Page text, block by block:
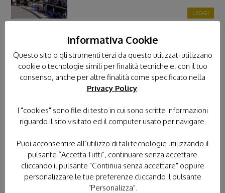
LEGGI
A Lourdes con l’Unitalsi, in 350 dalla
Toscana
31 LUGLIO 2026
L’Unitalsi di Ragusa tra i boschi in
carrozzina
LEGGI
Informativa Cookie
Questo sito o gli strumenti terzi da questo utilizzati utilizzano
cookie o tecnologie simili per finalità tecniche e, con il tuo
consenso, anche per altre finalità come specificato nella
Privacy Policy.
I "cookies" sono file di testo in cui sono scritte informazioni
riguardo il sito visitato ed il computer usato per navigare.
Puoi acconsentire all’utilizzo di tali tecnologie utilizzando il
pulsante “Accetta Tutti”, continuare senza accettare
cliccando il pulsante "Continua senza accettare" oppure
personalizzare le tue preferenze cliccando il pulsante
"Personalizza".